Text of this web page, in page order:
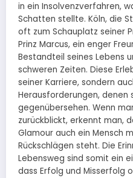
in ein Insolvenzverfahren,
Schatten stellte. Köln, die
oft zum Schauplatz seiner
Prinz Marcus, ein enger
Bestandteil seines Lebens
schweren Zeiten. Diese
seiner Karriere, sondern
Herausforderungen, denen
gegenübersehen. Wenn
zurückblickt, erkennt man,
Glamour auch ein Mensch
Rückschlägen steht. Die
Lebensweg sind somit ein
dass Erfolg und Misserfolg